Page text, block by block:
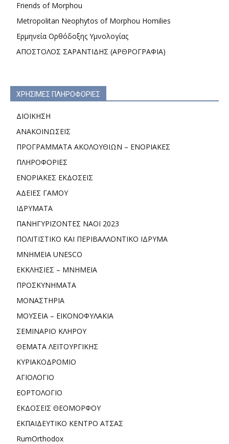
Friends of Morphou
Metropolitan Neophytos of Morphou Homilies
Ερμηνεία Ορθόδοξης Υμνολογίας
ΑΠΟΣΤΟΛΟΣ ΣΑΡΑΝΤΙΔΗΣ (ΑΡΘΡΟΓΡΑΦΙΑ)
ΧΡΗΣΙΜΕΣ ΠΛΗΡΟΦΟΡΙΕΣ
ΔΙΟΙΚΗΣΗ
ΑΝΑΚΟΙΝΩΣΕΙΣ
ΠΡΟΓΡΑΜΜΑΤΑ ΑΚΟΛΟΥΘΙΩΝ – ΕΝΟΡΙΑΚΕΣ
ΠΛΗΡΟΦΟΡΙΕΣ
ΕΝΟΡΙΑΚΕΣ ΕΚΔΟΣΕΙΣ
ΑΔΕΙΕΣ ΓΑΜΟΥ
ΙΔΡΥΜΑΤΑ
ΠΑΝΗΓΥΡΙΖΟΝΤΕΣ ΝΑΟΙ 2023
ΠΟΛΙΤΙΣΤΙΚΟ ΚΑΙ ΠΕΡΙΒΑΛΛΟΝΤΙΚΟ ΙΔΡΥΜΑ
ΜΝΗΜΕΙΑ UNESCO
ΕΚΚΛΗΣΙΕΣ – ΜΝΗΜΕΙΑ
ΠΡΟΣΚΥΝΗΜΑΤΑ
ΜΟΝΑΣΤΗΡΙΑ
ΜΟΥΣΕΙΑ – ΕΙΚΟΝΟΦΥΛΑΚΙΑ
ΣΕΜΙΝΑΡΙΟ ΚΛΗΡΟΥ
ΘΕΜΑΤΑ ΛΕΙΤΟΥΡΓΙΚΗΣ
ΚΥΡΙΑΚΟΔΡΟΜΙΟ
ΑΓΙΟΛΟΓΙΟ
ΕΟΡΤΟΛΟΓΙΟ
ΕΚΔΟΣΕΙΣ ΘΕΟΜΟΡΦΟΥ
ΕΚΠΑΙΔΕΥΤΙΚΟ ΚΕΝΤΡΟ ΑΤΣΑΣ
RumOrthodox